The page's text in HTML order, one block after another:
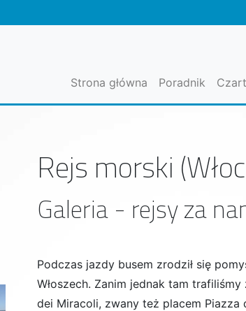
Strona główna Poradnik
Rejs morski
Galeria - rejsy za
Podczas jazdy busem zrodził się
Włoszech. Zanim jednak tam
dei Miracoli, zwany też placem